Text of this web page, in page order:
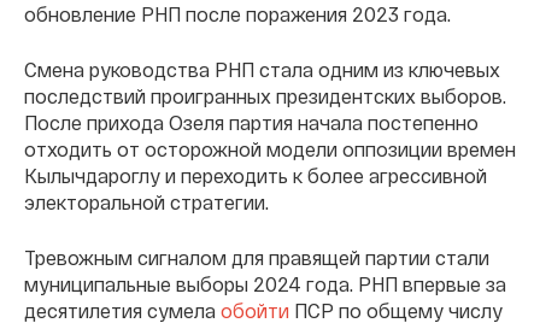
обновление РНП после поражения 2023 года.
Смена руководства РНП стала одним из ключевых
последствий проигранных президентских выборов.
После прихода Озеля партия начала постепенно
отходить от осторожной модели оппозиции времен
Кылычдароглу и переходить к более агрессивной
электоральной стратегии.
Тревожным сигналом для правящей партии стали
муниципальные выборы 2024 года. РНП впервые за
десятилетия сумела обойти ПСР по общему числу